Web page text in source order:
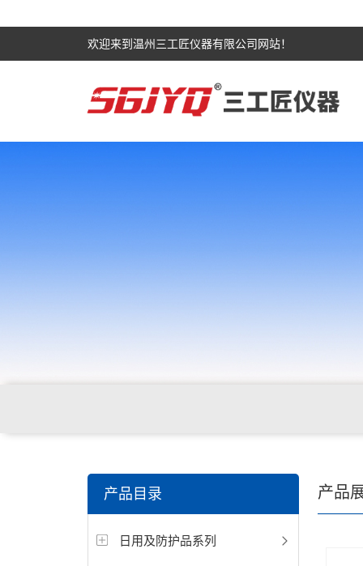
欢迎来到温州三工匠仪器有限公司网站！
电缆，包装材料，箱包等行业
产品目录
日用及防护品系列
产品